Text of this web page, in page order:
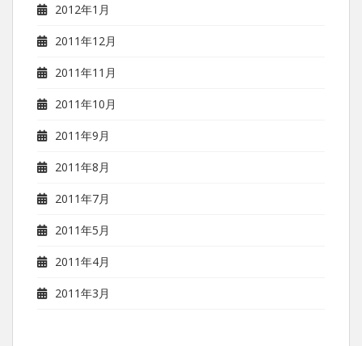
2012年1月
2011年12月
2011年11月
2011年10月
2011年9月
2011年8月
2011年7月
2011年5月
2011年4月
2011年3月